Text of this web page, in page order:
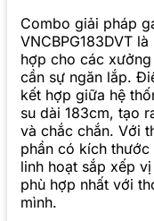
Combo giải pháp
VNCBPG183DVT
hợp cho các
cần sự ngăn lắp.
kết hợp giữa hệ
su dài 183cm, tạo
và chắc chắn. Với
phần có kích
linh hoạt sắp xếp
phù hợp nhất với
mình.